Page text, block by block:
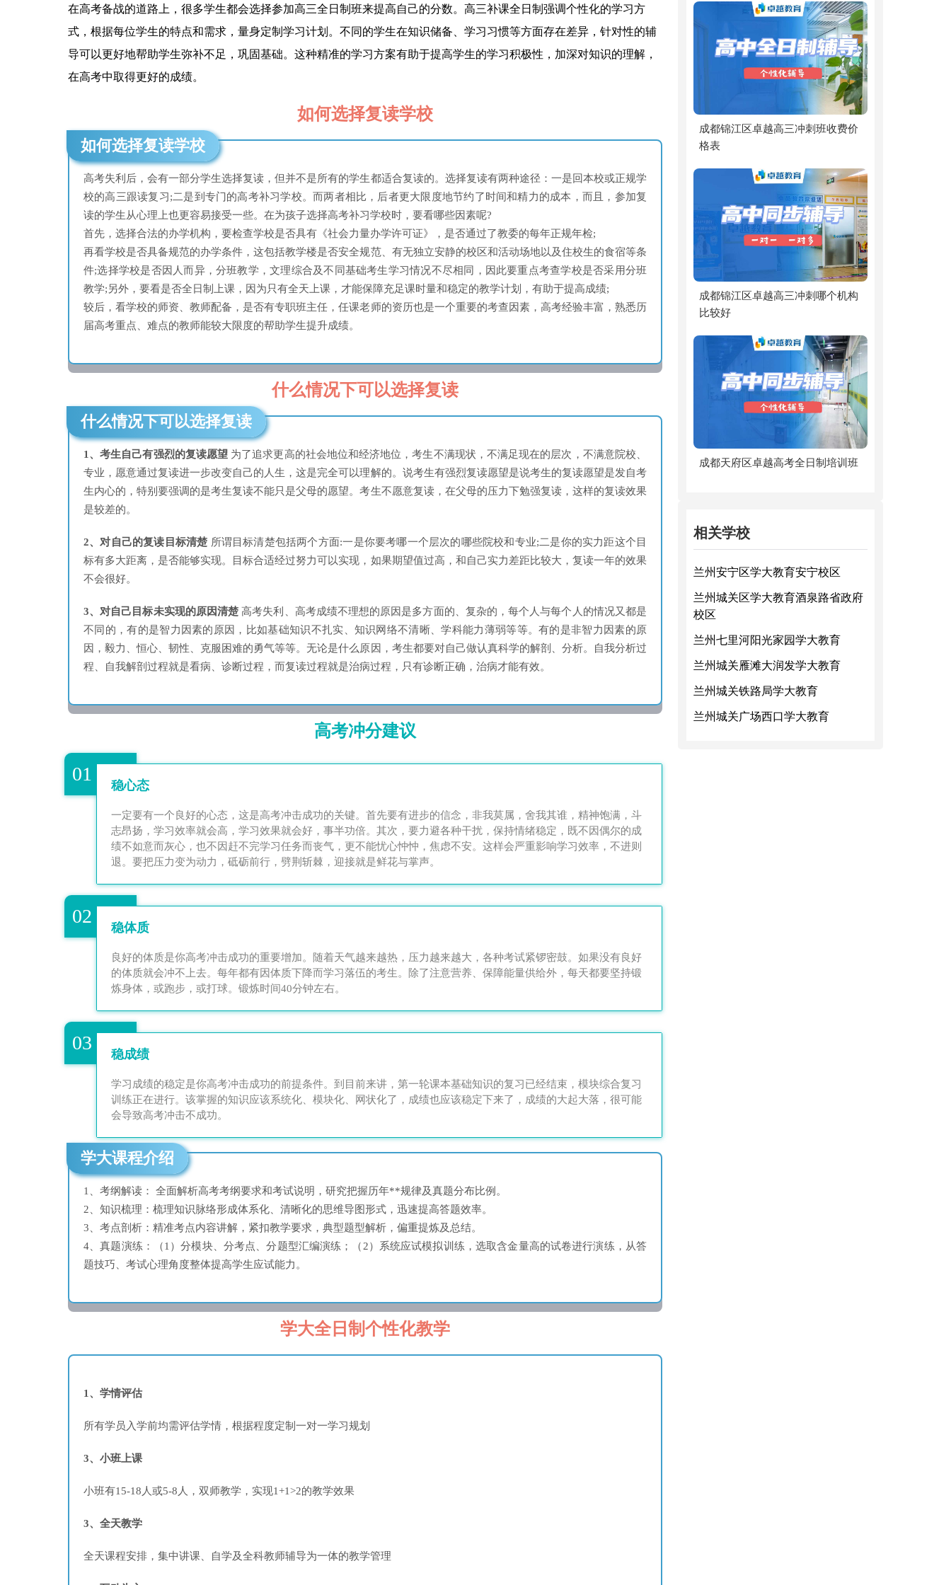
在高考备战的道路上，很多学生都会选择参加高三全日制班来提高自己的分数。高三补课全日制强调个性化的学习方
式，根据每位学生的特点和需求，量身定制学习计划。不同的学生在知识储备、学习习惯等方面存在差异，针对性的辅
导可以更好地帮助学生弥补不足，巩固基础。这种精准的学习方案有助于提高学生的学习积极性，加深对知识的理解，
在高考中取得更好的成绩。
如何选择复读学校
如何选择复读学校
高考失利后，会有一部分学生选择复读，但并不是所有的学生都适合复读的。选择复读有两种途径：一是回本校或正规学
校的高三跟读复习;二是到专门的高考补习学校。而两者相比，后者更大限度地节约了时间和精力的成本，而且，参加复
读的学生从心理上也更容易接受一些。在为孩子选择高考补习学校时，要看哪些因素呢?
首先，选择合法的办学机构，要检查学校是否具有《社会力量办学许可证》，是否通过了教委的每年正规年检;
再看学校是否具备规范的办学条件，这包括教学楼是否安全规范、有无独立安静的校区和活动场地以及住校生的食宿等条
件;选择学校是否因人而异，分班教学，文理综合及不同基础考生学习情况不尽相同，因此要重点考查学校是否采用分班
教学;另外，要看是否全日制上课，因为只有全天上课，才能保障充足课时量和稳定的教学计划，有助于提高成绩;
较后，看学校的师资、教师配备，是否有专职班主任，任课老师的资历也是一个重要的考查因素，高考经验丰富，熟悉历
届高考重点、难点的教师能较大限度的帮助学生提升成绩。
什么情况下可以选择复读
什么情况下可以选择复读
1、考生自己有强烈的复读愿望 为了追求更高的社会地位和经济地位，考生不满现状，不满足现在的层次，不满意院校、
专业，愿意通过复读进一步改变自己的人生，这是完全可以理解的。说考生有强烈复读愿望是说考生的复读愿望是发自考
生内心的，特别要强调的是考生复读不能只是父母的愿望。考生不愿意复读，在父母的压力下勉强复读，这样的复读效果
是较差的。
2、对自己的复读目标清楚 所谓目标清楚包括两个方面:一是你要考哪一个层次的哪些院校和专业;二是你的实力距这个目
标有多大距离，是否能够实现。目标合适经过努力可以实现，如果期望值过高，和自己实力差距比较大，复读一年的效果
不会很好。
3、对自己目标未实现的原因清楚 高考失利、高考成绩不理想的原因是多方面的、复杂的，每个人与每个人的情况又都是
不同的，有的是智力因素的原因，比如基础知识不扎实、知识网络不清晰、学科能力薄弱等等。有的是非智力因素的原
因，毅力、恒心、韧性、克服困难的勇气等等。无论是什么原因，考生都要对自己做认真科学的解剖、分析。自我分析过
程、自我解剖过程就是看病、诊断过程，而复读过程就是治病过程，只有诊断正确，治病才能有效。
高考冲分建议
01
稳心态
一定要有一个良好的心态，这是高考冲击成功的关键。首先要有进步的信念，非我莫属，舍我其谁，精神饱满，斗
志昂扬，学习效率就会高，学习效果就会好，事半功倍。其次，要力避各种干扰，保持情绪稳定，既不因偶尔的成
绩不如意而灰心，也不因赶不完学习任务而丧气，更不能忧心忡忡，焦虑不安。这样会严重影响学习效率，不进则
退。要把压力变为动力，砥砺前行，劈荆斩棘，迎接就是鲜花与掌声。
02
稳体质
良好的体质是你高考冲击成功的重要增加。随着天气越来越热，压力越来越大，各种考试紧锣密鼓。如果没有良好
的体质就会冲不上去。每年都有因体质下降而学习落伍的考生。除了注意营养、保障能量供给外，每天都要坚持锻
炼身体，或跑步，或打球。锻炼时间40分钟左右。
03
稳成绩
学习成绩的稳定是你高考冲击成功的前提条件。到目前来讲，第一轮课本基础知识的复习已经结束，模块综合复习
训练正在进行。该掌握的知识应该系统化、模块化、网状化了，成绩也应该稳定下来了，成绩的大起大落，很可能
会导致高考冲击不成功。
学大课程介绍
1、考纲解读： 全面解析高考考纲要求和考试说明，研究把握历年**规律及真题分布比例。
2、知识梳理：梳理知识脉络形成体系化、清晰化的思维导图形式，迅速提高答题效率。
3、考点剖析：精准考点内容讲解，紧扣教学要求，典型题型解析，偏重提炼及总结。
4、真题演练：（1）分模块、分考点、分题型汇编演练；（2）系统应试模拟训练，选取含金量高的试卷进行演练，从答
题技巧、考试心理角度整体提高学生应试能力。
学大全日制个性化教学
1、学情评估
所有学员入学前均需评估学情，根据程度定制一对一学习规划
3、小班上课
小班有15-18人或5-8人，双师教学，实现1+1>2的教学效果
3、全天教学
全天课程安排，集中讲课、自学及全科教师辅导为一体的教学管理
成都锦江区卓越高三冲刺班收费价
格表
成都锦江区卓越高三冲刺哪个机构
比较好
成都天府区卓越高考全日制培训班
相关学校
兰州安宁区学大教育安宁校区
兰州城关区学大教育酒泉路省政府
校区
兰州七里河阳光家园学大教育
兰州城关雁滩大润发学大教育
兰州城关铁路局学大教育
兰州城关广场西口学大教育